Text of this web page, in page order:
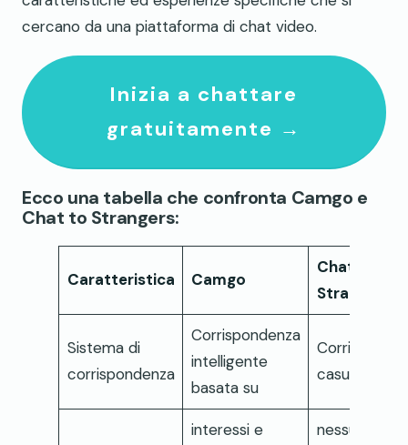
cercano da una piattaforma di chat video.
Inizia a chattare
gratuitamente →
Ecco una tabella che confronta Camgo e
Chat to Strangers:
Caratteristica Camgo
Chat to
Strangers
Sistema di
corrispondenza
Corrispondenza
intelligente
basata su
casuale con
interessi e
nessun